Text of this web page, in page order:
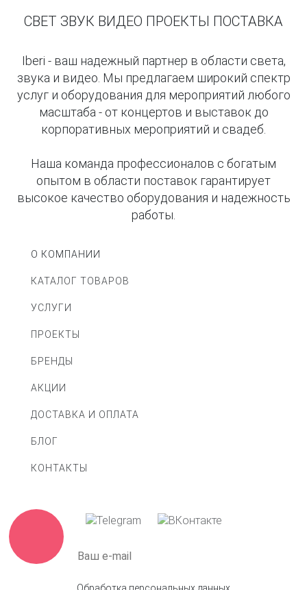
СВЕТ ЗВУК ВИДЕО ПРОЕКТЫ ПОСТАВКА
Iberi - ваш надежный партнер в области света,
звука и видео. Мы предлагаем широкий спектр
услуг и оборудования для мероприятий любого
масштаба - от концертов и выставок до
корпоративных мероприятий и свадеб.
Наша команда профессионалов с богатым
опытом в области поставок гарантирует
высокое качество оборудования и надежность
работы.
О КОМПАНИИ
КАТАЛОГ ТОВАРОВ
УСЛУГИ
ПРОЕКТЫ
БРЕНДЫ
АКЦИИ
ДОСТАВКА И ОПЛАТА
БЛОГ
КОНТАКТЫ